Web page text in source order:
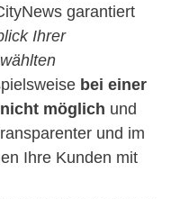
garantiert
Ihrer
bei einer
möglich und
und im
Ihre Kunden mit